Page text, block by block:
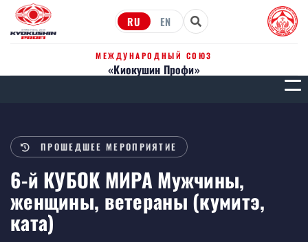
RU EN
МЕЖДУНАРОДНЫЙ СОЮЗ
«Киокушин Профи»
ПРОШЕДШЕЕ МЕРОПРИЯТИЕ
6-й КУБОК МИРА Мужчины,
женщины, ветераны (кумитэ,
ката)